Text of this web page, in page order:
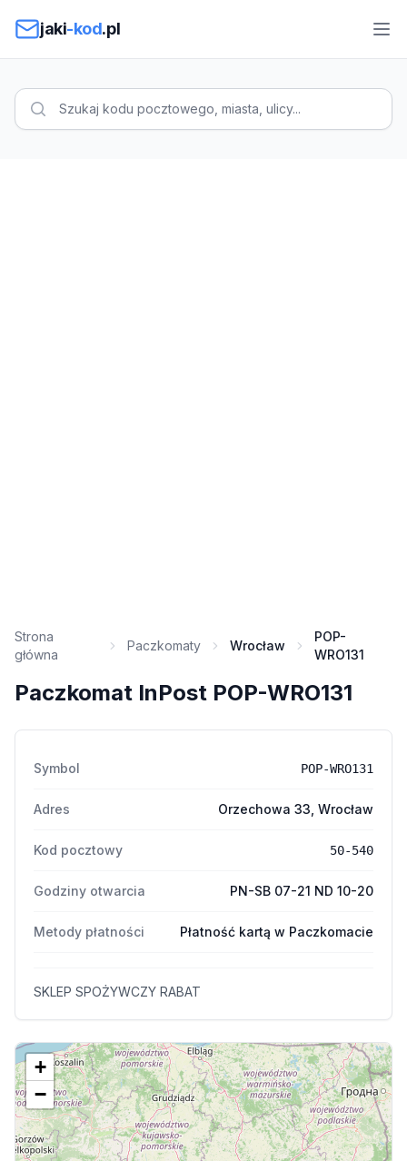
jaki-kod.pl
Strona
główna
Paczkomaty Wrocław
POP-
WRO131
Paczkomat InPost POP-WRO131
Symbol POP-WRO131
Adres Orzechowa 33, Wrocław
Kod pocztowy 50-540
Godziny otwarcia PN-SB 07-21 ND 10-20
Metody płatności Płatność kartą w Paczkomacie
SKLEP SPOŻYWCZY RABAT
+
−